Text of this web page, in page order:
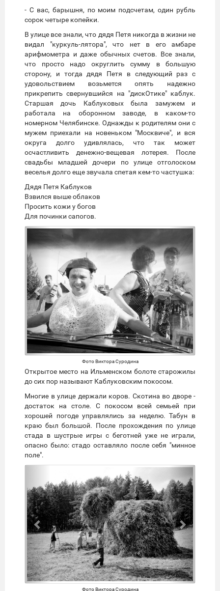
- С вас, барышня, по моим подсчетам, один рубль
сорок четыре копейки.
В улице все знали, что дядя Петя никогда в жизни не
видал "куркуль-лятора", что нет в его амбаре
арифмометра и даже обычных счетов. Все знали,
что просто надо округлить сумму в большую
сторону, и тогда дядя Петя в следующий раз с
удовольствием возьмется опять надежно
прикрепить свернувшийся на "дискОтике" каблук.
Старшая дочь Каблуковых была замужем и
работала на оборонном заводе, в каком-то
номерном Челябинске. Однажды к родителям они с
мужем приехали на новеньком "Москвиче", и вся
округа долго удивлялась, что так может
осчастливить денежно-вещевая лотерея. После
свадьбы младшей дочери по улице отголоском
веселья долго еще звучала спетая кем-то частушка:
Дядя Петя Каблуков
Взвился выше облаков
Просить кожи у богов
Для починки сапогов.
Предыдущий
Фото Виктора Суродина
Открытое место на Ильменском болоте старожилы
до сих пор называют Каблуковским покосом.
Многие в улице держали коров. Скотина во дворе -
достаток на столе. С покосом всей семьей при
хорошей погоде управлялись за неделю. Табун в
краю был большой. После прохождения по улице
стада в шустрые игры с беготней уже не играли,
опасно было: стадо оставляло после себя "минное
поле".
Фото Виктора Суродина